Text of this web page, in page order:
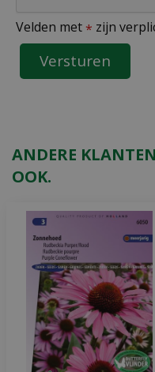
Velden met * zijn
ANDERE
OOK.